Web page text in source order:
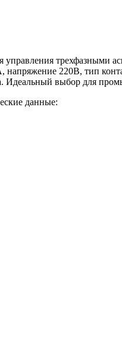
трехфазными
220В, тип
Идеальный выбор для
данные: